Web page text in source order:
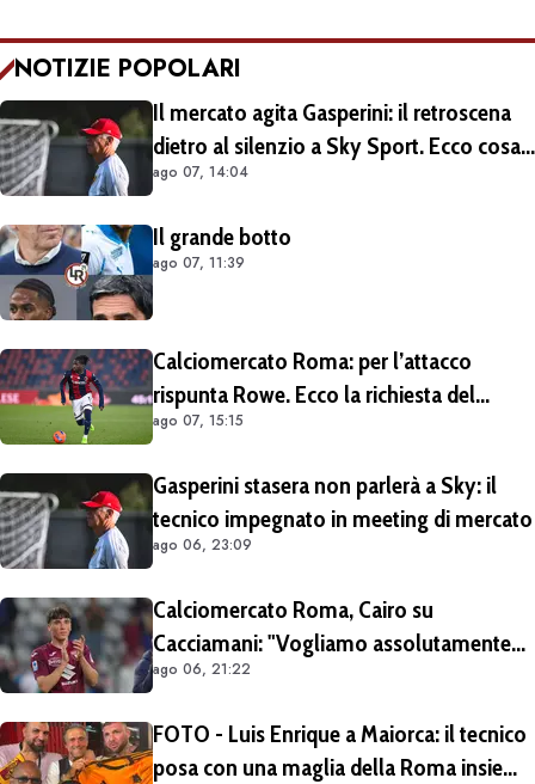
NOTIZIE POPOLARI
Il mercato agita Gasperini: il retroscena
dietro al silenzio a Sky Sport. Ecco cosa
è emerso dal meeting con la proprietà
ago 07, 14:04
Il grande botto
ago 07, 11:39
Calciomercato Roma: per l’attacco
rispunta Rowe. Ecco la richiesta del
Bologna
ago 07, 15:15
Gasperini stasera non parlerà a Sky: il
tecnico impegnato in meeting di mercato
ago 06, 23:09
Calciomercato Roma, Cairo su
Cacciamani: "Vogliamo assolutamente
tenerlo". Distanza tra i club sulla
ago 06, 21:22
FOTO - Luis Enrique a Maiorca: il tecnico
posa con una maglia della Roma insieme